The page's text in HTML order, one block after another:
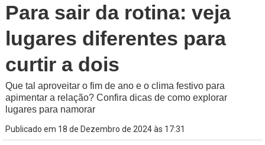
Para sair da rotina: veja
lugares diferentes para
curtir a dois
Que tal aproveitar o fim de ano e o clima festivo para
apimentar a relação? Confira dicas de como explorar
lugares para namorar
Publicado em 18 de Dezembro de 2024 às 17:31